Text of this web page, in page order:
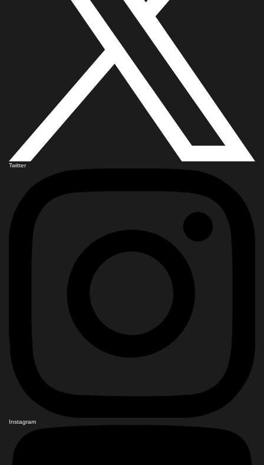
Twitter
Instagram